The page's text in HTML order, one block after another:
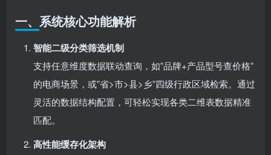
一、系统核心功能解析
智能二级分类筛选机制
支持任意维度数据联动查询，如”品牌+产品型号查价格”
的电商场景，或”省>市>县>乡”四级行政区域检索。通过
灵活的数据结构配置，可轻松实现各类二维表数据精准
匹配。
高性能缓存化架构